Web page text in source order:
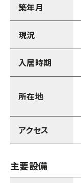
築年月
現況
入居時期
所在地
アクセス
主要設備